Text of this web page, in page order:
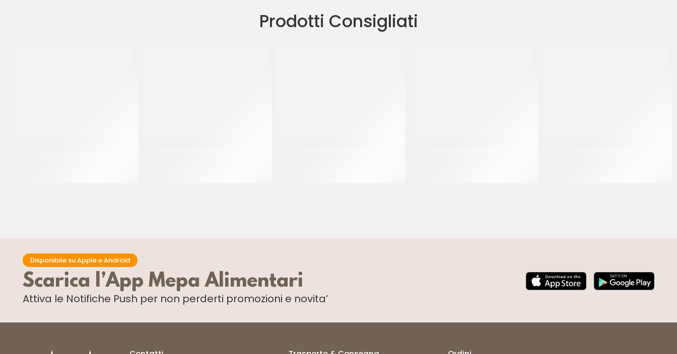
Prodotti Consigliati
Disponibile su Apple e Android
Scarica l’App Mepa Alimentari
Attiva le Notifiche Push per non perderti promozioni e novita’